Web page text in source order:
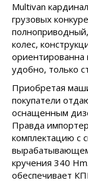
Multivan
грузовых
колес,
ориентированна
удобно, только
Приобретая
покупатели
оснащенным
Правда
комплектацию с
кручения 340
обеспечивает